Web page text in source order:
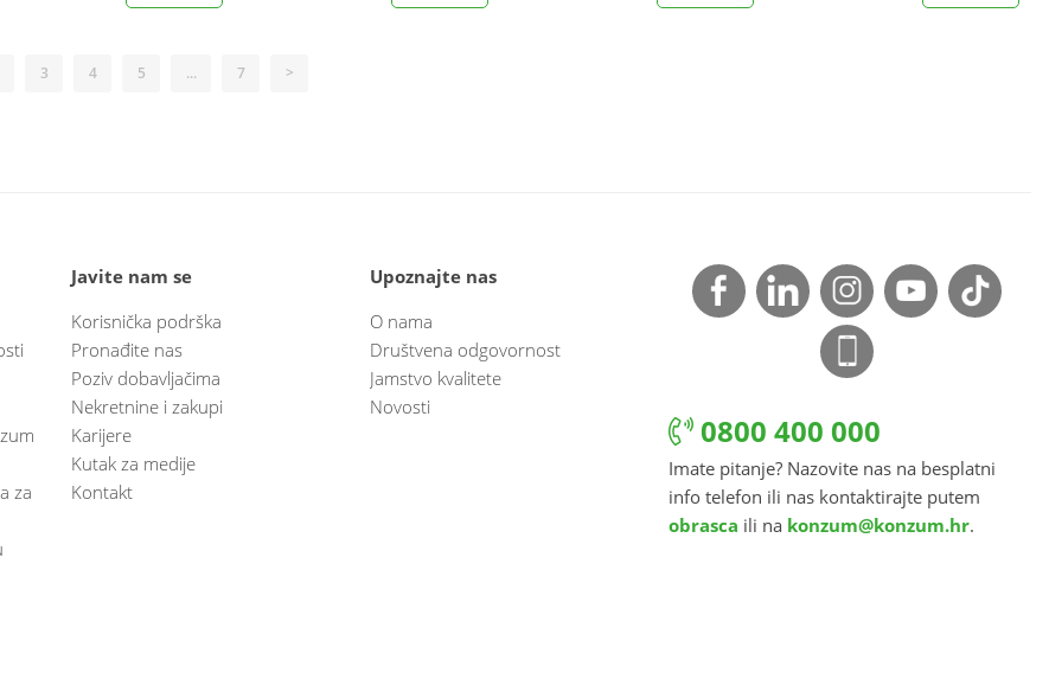
3 4 5 ... 7 >
za
Javite nam se
Korisnička podrška
Pronađite nas
Poziv dobavljačima
Nekretnine i zakupi
Karijere
Kutak za medije
Kontakt
Upoznajte nas
O nama
Društvena odgovornost
Jamstvo kvalitete
Novosti
0800 400 000
Imate pitanje? Nazovite nas na besplatni
info telefon ili nas kontaktirajte putem
obrasca ili na konzum@konzum.hr.